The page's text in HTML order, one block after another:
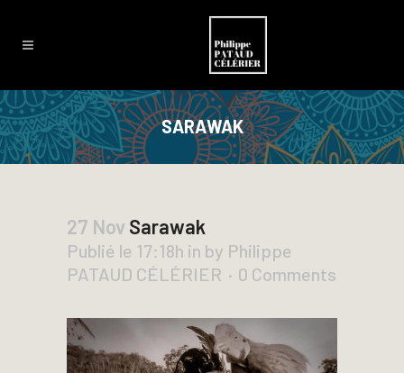
SARAWAK
27 Nov Sarawak
Publié le 17:18h in by Philippe
PATAUD CÉLÉRIER
0 Comments